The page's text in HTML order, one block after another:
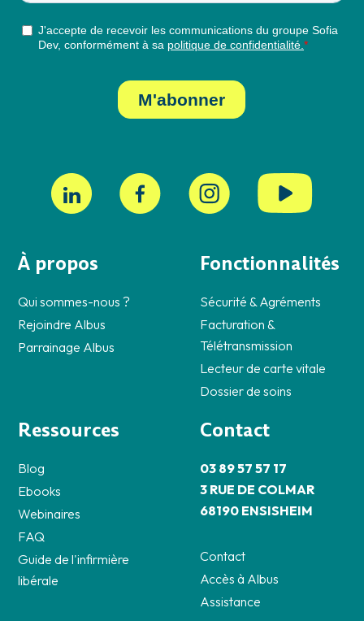
À propos
Qui sommes-nous ?
Rejoindre Albus
Parrainage Albus
Fonctionnalités
Sécurité & Agréments
Facturation &
Télétransmission
Lecteur de carte vitale
Dossier de soins
Ressources
Blog
Ebooks
Webinaires
FAQ
Guide de l'infirmière
libérale
Contact
03 89 57 57 17
3 RUE DE COLMAR
68190 ENSISHEIM
Contact
Accès à Albus
Assistance